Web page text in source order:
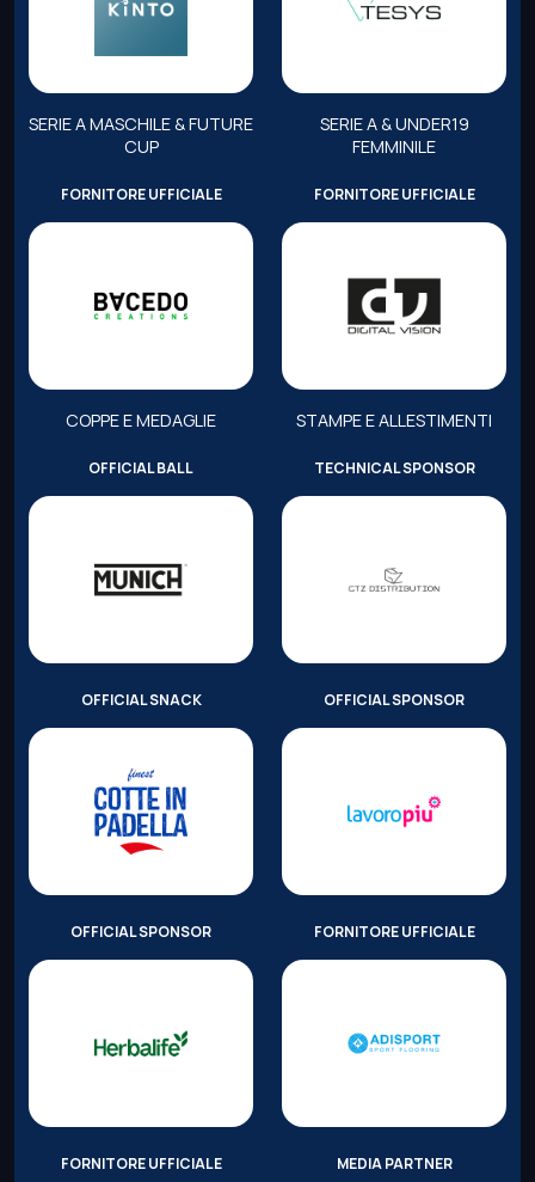
SERIE A MASCHILE & FUTURE
CUP
SERIE A & UNDER19
FEMMINILE
FORNITORE UFFICIALE
COPPE E MEDAGLIE
FORNITORE UFFICIALE
STAMPE E ALLESTIMENTI
OFFICIAL BALL TECHNICAL SPONSOR
OFFICIAL SNACK OFFICIAL SPONSOR
OFFICIAL SPONSOR FORNITORE UFFICIALE
FORNITORE UFFICIALE MEDIA PARTNER